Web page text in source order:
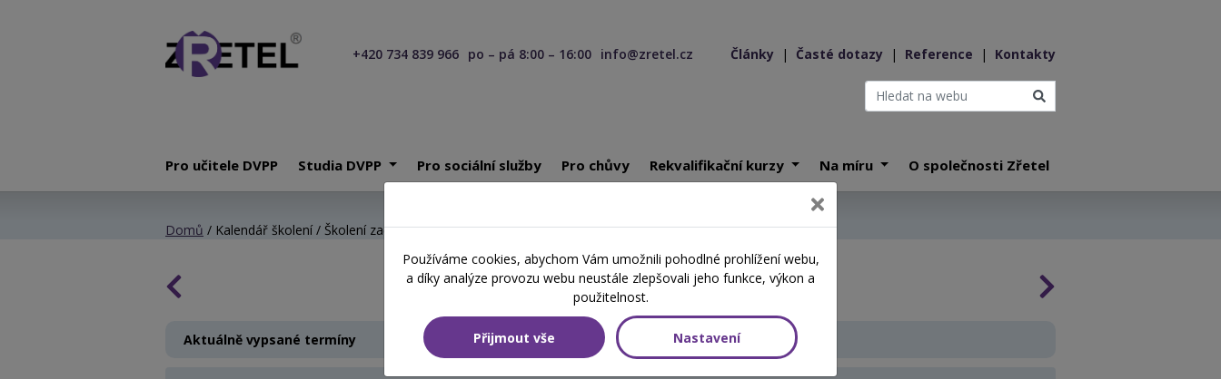
+420 734 839 966 po – pá 8:00 – 16:00 info@zretel.cz Články | Časté dotazy | Reference | Kontakty
Pro učitele DVPP Studia DVPP Pro sociální služby Pro chůvy Rekvalifikační kurzy Na míru O společnosti Zřetel
Domů / Kalendář školení / Školení začínající 19. 06. 2026
Školení začínající 19. 06. 2026
Aktuálně vypsané termíny
Používáme cookies, abychom Vám umožnili pohodlné prohlížení webu,
a díky analýze provozu webu neustále zlepšovali jeho funkce, výkon a
použitelnost.
Přijmout vše Nastavení